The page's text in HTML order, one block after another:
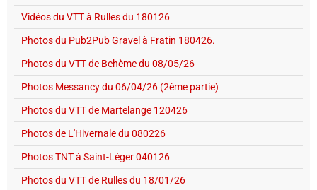
Vidéos du VTT à Rulles du 180126
Photos du Pub2Pub Gravel à Fratin 180426.
Photos du VTT de Behème du 08/05/26
Photos Messancy du 06/04/26 (2ème partie)
Photos du VTT de Martelange 120426
Photos de L'Hivernale du 080226
Photos TNT à Saint-Léger 040126
Photos du VTT de Rulles du 18/01/26